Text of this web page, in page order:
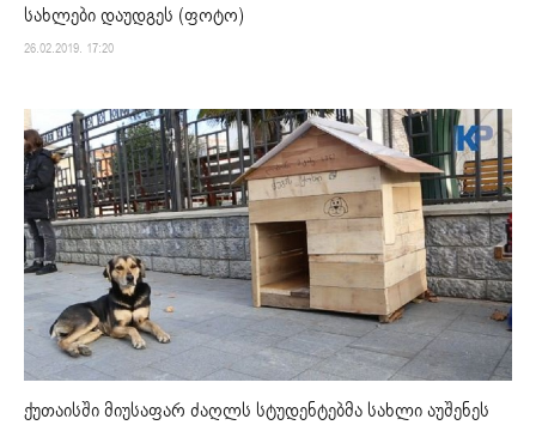
სახლები დაუდგეს (ფოტო)
26.02.2019. 17:20
ქუთაისში მიუსაფარ ძაღლს სტუდენტებმა სახლი აუშენეს